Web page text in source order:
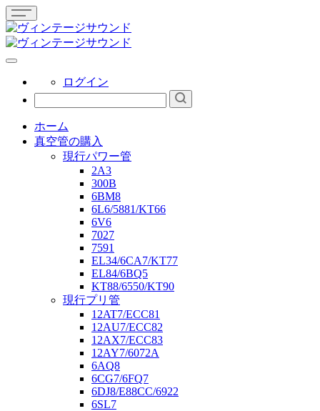
ログイン
ホーム
真空管の購入
現行パワー管
2A3
300B
6BM8
6L6/5881/KT66
6V6
7027
7591
EL34/6CA7/KT77
EL84/6BQ5
KT88/6550/KT90
現行プリ管
12AT7/ECC81
12AU7/ECC82
12AX7/ECC83
12AY7/6072A
6AQ8
6CG7/6FQ7
6DJ8/E88CC/6922
6SL7